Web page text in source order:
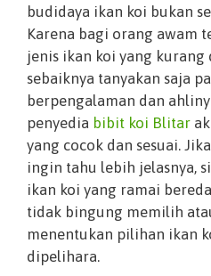
budidaya ikan koi bukan
Karena bagi orang awam
jenis ikan koi yang kurang
sebaiknya tanyakan saja
berpengalaman dan
penyedia bibit koi Blitar
yang cocok dan sesuai.
ingin tahu lebih jelasnya,
ikan koi yang ramai
tidak bingung memilih
menentukan pilihan ikan
dipelihara.